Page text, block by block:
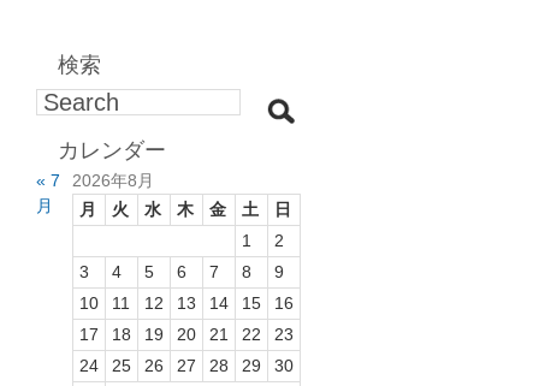
検索
カレンダー
2026年8月
月
火 水 木 金 土
日
1
2
3
4 5 6 7 8
9
10
11 12 13 14 15
16
17
18 19 20 21 22
23
24
25 26 27 28 29
30
« 7
月